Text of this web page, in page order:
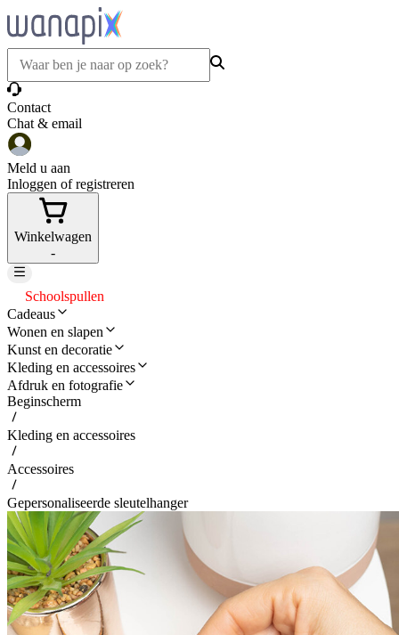
Contact
Chat & email
Meld u aan
Inloggen of registreren
Winkelwagen
-
Schoolspullen
Cadeaus
Wonen en slapen
Kunst en decoratie
Kleding en accessoires
Afdruk en fotografie
Beginscherm
Kleding en accessoires
Accessoires
Gepersonaliseerde sleutelhanger